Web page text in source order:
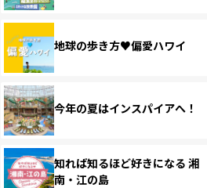
地球の歩き方♥偏愛ハワイ
今年の夏はインスパイアへ！
知れば知るほど好きになる 湘
南・江の島